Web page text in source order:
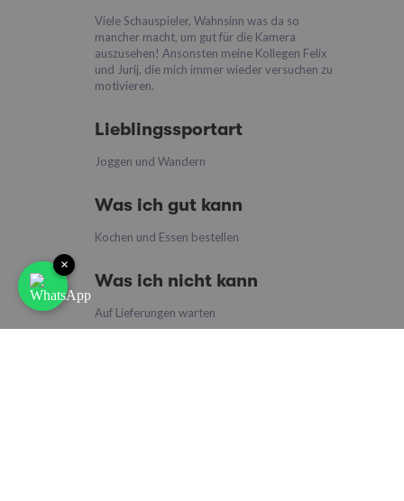
Viele Schauspieler, Wahnsinn was da so
mancher macht, um gut für die Kamera
auszusehen! Ansonsten meine Kollegen Felix
und Jurij, die mich immer wieder versuchen zu
motivieren.
Lieblingssportart
Joggen und Wandern
Was ich gut kann
Kochen und Essen bestellen
Was ich nicht kann
Auf Lieferungen warten
×